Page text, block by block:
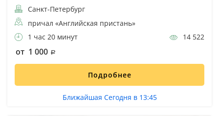
Санкт-Петербург
причал «Английская пристань»
1 час 20 минут
14 522
от 1 000
Подробнее
Ближайшая Сегодня в 13:45